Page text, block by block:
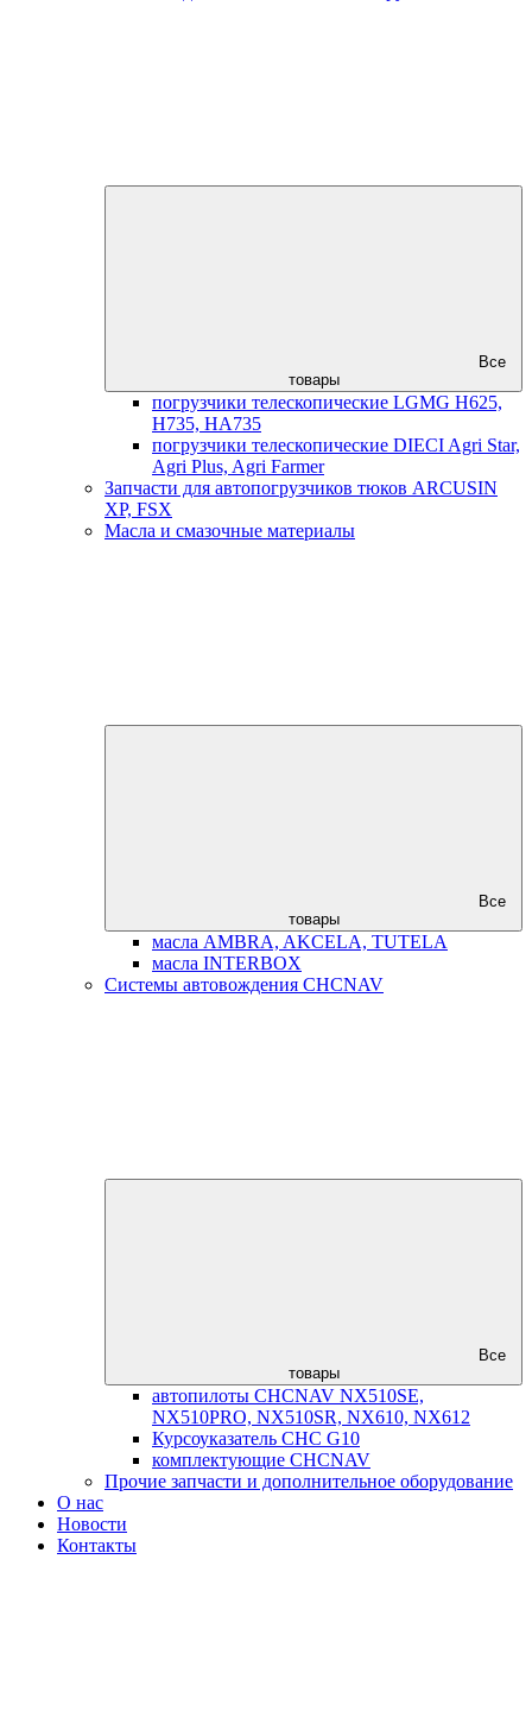
Все
товары
погрузчики телескопические LGMG H625,
H735, HA735
погрузчики телескопические DIECI Agri Star,
Agri Plus, Agri Farmer
Запчасти для автопогрузчиков тюков ARCUSIN
XP, FSX
Масла и смазочные материалы
Все
товары
масла AMBRA, AKCELA, TUTELA
масла INTERBOX
Системы автовождения CHCNAV
Все
товары
автопилоты CHCNAV NX510SE,
NX510PRO, NX510SR, NX610, NX612
Курсоуказатель CHC G10
комплектующие CHCNAV
Прочие запчасти и дополнительное оборудование
О нас
Новости
Контакты